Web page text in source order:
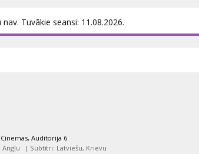
Tuvākie seansi: 11.08.2026.
Auditorija 6
Angļu
| Subtitri: Latviešu, Krievu